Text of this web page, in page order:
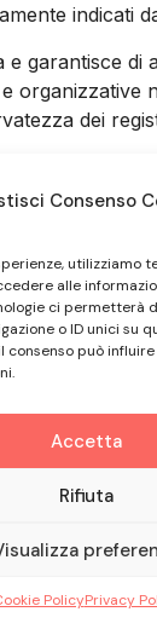
Consenso
utilizziamo
alle
ci permetterà
o ID unici su
può
Accetta
Rifiuta
PolicyPrivacy
indicati
e garantisce di
organizzative
dei
procedura
dell’intero
il Cliente, GLE
il
impegna a
il